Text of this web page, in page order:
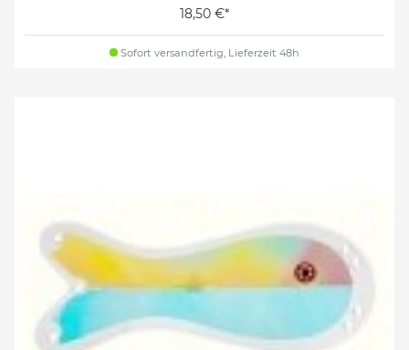
18,50 €*
Sofort versandfertig, Lieferzeit 48h